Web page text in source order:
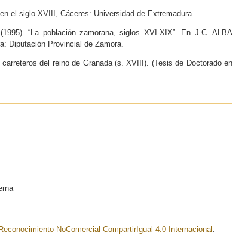
el siglo XVIII, Cáceres: Universidad de Extremadura.
“La población zamorana, siglos XVI-XIX”. En J.C. ALBA
Diputación Provincial de Zamora.
del reino de Granada (s. XVIII). (Tesis de Doctorado en
NoComercial-CompartirIgual 4.0 Internacional .